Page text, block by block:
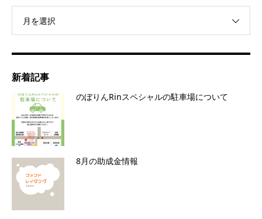
月を選択
新着記事
のぼりんRinスペシャルの駐車場について
8月の助成金情報